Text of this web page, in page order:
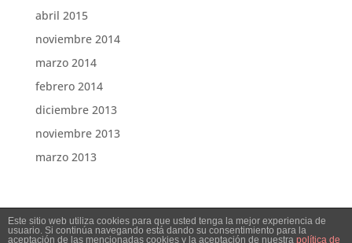
abril 2015
noviembre 2014
marzo 2014
febrero 2014
diciembre 2013
noviembre 2013
marzo 2013
Este sitio web utiliza cookies para que usted tenga la mejor experiencia de
usuario. Si continúa navegando está dando su consentimiento para la
aceptación de las mencionadas cookies y la aceptación de nuestra política de